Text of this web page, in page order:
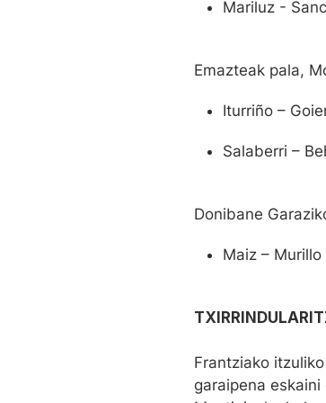
Mariluz -
Emazteak pala,
Iturriño –
Salaberri –
Donibane
Maiz –
Frantziako
garaipena